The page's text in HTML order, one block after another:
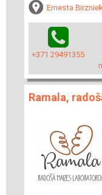
Ernesta
+371 29491355
Ramala,